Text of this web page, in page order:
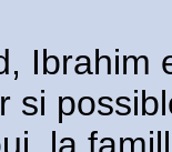
Ibrahim
si